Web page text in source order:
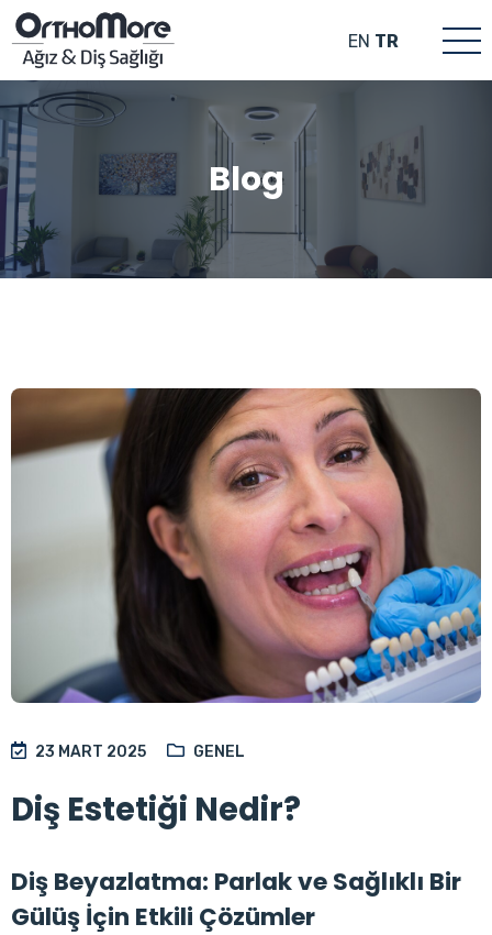
EN TR
Blog
23 MART 2025 GENEL
Diş Estetiği Nedir?
Diş Beyazlatma: Parlak ve Sağlıklı Bir
Gülüş İçin Etkili Çözümler